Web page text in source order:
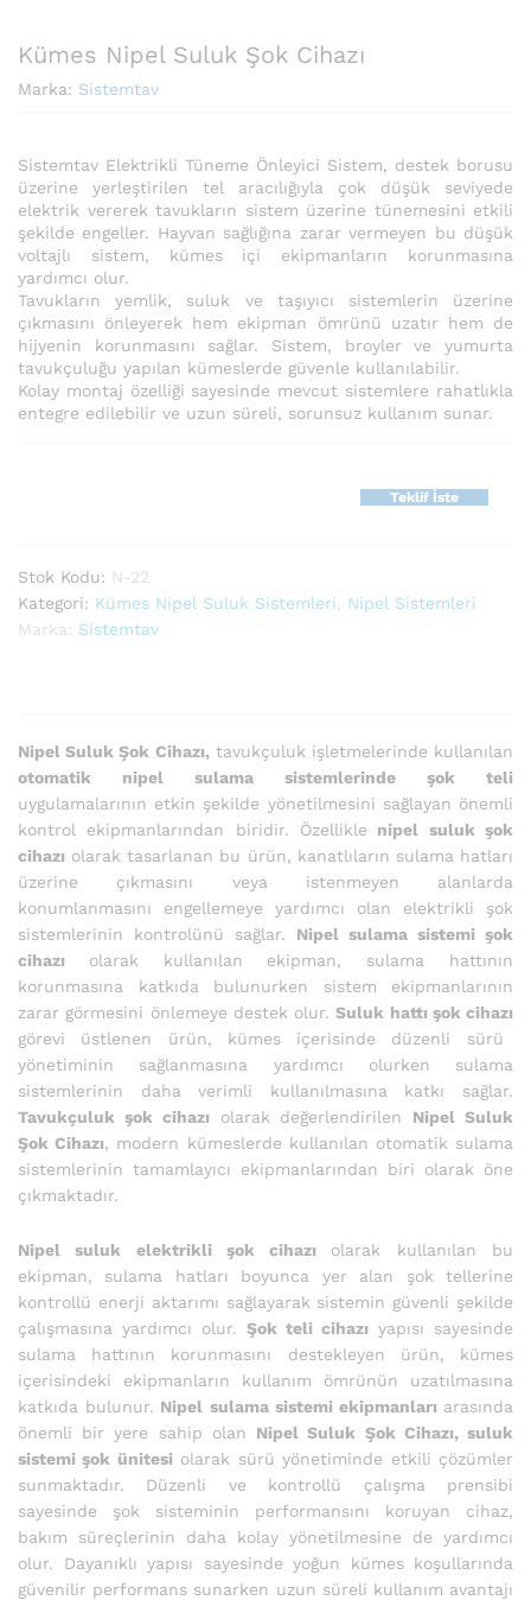
Kümes Nipel Suluk Şok Cihazı
Marka: Sistemtav
Sistemtav Elektrikli Tüneme Önleyici Sistem, destek borusu
üzerine yerleştirilen tel aracılığıyla çok düşük seviyede
elektrik vererek tavukların sistem üzerine tünemesini etkili
şekilde engeller. Hayvan sağlığına zarar vermeyen bu düşük
voltajlı sistem, kümes içi ekipmanların korunmasına
yardımcı olur.
Tavukların yemlik, suluk ve taşıyıcı sistemlerin üzerine
çıkmasını önleyerek hem ekipman ömrünü uzatır hem de
hijyenin korunmasını sağlar. Sistem, broyler ve yumurta
tavukçuluğu yapılan kümeslerde güvenle kullanılabilir.
Kolay montaj özelliği sayesinde mevcut sistemlere rahatlıkla
entegre edilebilir ve uzun süreli, sorunsuz kullanım sunar.
Teklif İste
Stok Kodu: N-22
Kategori: Kümes Nipel Suluk Sistemleri
Nipel Sistemleri
Marka: Sistemtav
Nipel Suluk Şok Cihazı, tavukçuluk işletmelerinde kullanılan
otomatik nipel sulama sistemlerinde şok teli
uygulamalarının etkin şekilde yönetilmesini sağlayan önemli
kontrol ekipmanlarından biridir. Özellikle nipel suluk şok
cihazı olarak tasarlanan bu ürün, kanatlıların sulama hatları
üzerine çıkmasını veya istenmeyen alanlarda
konumlanmasını engellemeye yardımcı olan elektrikli şok
sistemlerinin kontrolünü sağlar. Nipel sulama sistemi şok
cihazı olarak kullanılan ekipman, sulama hattının
korunmasına katkıda bulunurken sistem ekipmanlarının
zarar görmesini önlemeye destek olur.Suluk hattı şok cihazı
görevi üstlenen ürün, kümes içerisinde düzenli sürü
yönetiminin sağlanmasına yardımcı olurken sulama
sistemlerinin daha verimli kullanılmasına katkı sağlar.
Tavukçuluk şok cihazı olarak değerlendirilen Nipel Suluk
Şok Cihazı, modern kümeslerde kullanılan otomatik sulama
sistemlerinin tamamlayıcı ekipmanlarından biri olarak öne
çıkmaktadır.
Nipel suluk elektrikli şok cihazı olarak kullanılan bu
ekipman, sulama hatları boyunca yer alan şok tellerine
kontrollü enerji aktarımı sağlayarak sistemin güvenli şekilde
çalışmasına yardımcı olur. Şok teli cihazı yapısı sayesinde
sulama hattının korunmasını destekleyen ürün, kümes
içerisindeki ekipmanların kullanım ömrünün uzatılmasına
katkıda bulunur. Nipel sulama sistemi ekipmanları arasında
önemli bir yere sahip olan Nipel Suluk Şok Cihazı, suluk
sistemi şok ünitesi olarak sürü yönetiminde etkili çözümler
sunmaktadır. Düzenli ve kontrollü çalışma prensibi
sayesinde şok sisteminin performansını koruyan cihaz,
bakım süreçlerinin daha kolay yönetilmesine de yardımcı
olur. Dayanıklı yapısı sayesinde yoğun kümes koşullarında
güvenilir performans sunarken uzun süreli kullanım avantajı